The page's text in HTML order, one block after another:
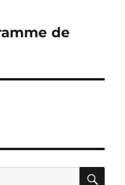
de